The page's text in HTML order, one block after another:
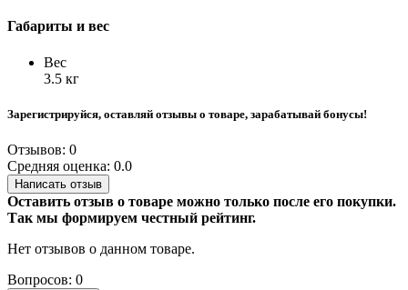
Габариты и вес
Вес
3.5 кг
Зарегистрируйся, оставляй отзывы о товаре, зарабатывай бонусы!
Отзывов: 0
Средняя оценка: 0.0
Написать отзыв
Оставить отзыв о товаре можно только после его покупки.
Так мы формируем честный рейтинг.
Нет отзывов о данном товаре.
Вопросов: 0